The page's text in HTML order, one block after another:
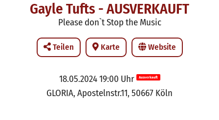
Gayle Tufts - AUSVERKAUFT
Please don`t Stop the Music
Teilen Karte Website
18.05.2024 19:00 Uhr Ausverkauft
GLORIA, Apostelnstr.11, 50667 Köln